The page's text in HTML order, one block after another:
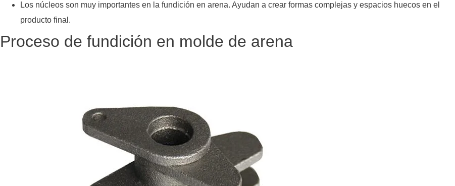
Los núcleos son muy importantes en la fundición en arena. Ayudan a crear formas complejas y espacios huecos en el
producto final.
Proceso de fundición en molde de arena